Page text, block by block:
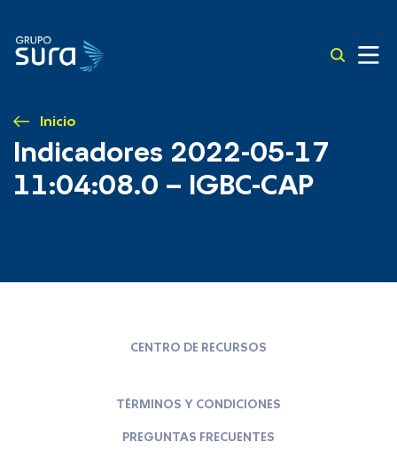
Inicio
Indicadores 2022-05-17
11:04:08.0 – IGBC-CAP
CENTRO DE RECURSOS
TÉRMINOS Y CONDICIONES
PREGUNTAS FRECUENTES